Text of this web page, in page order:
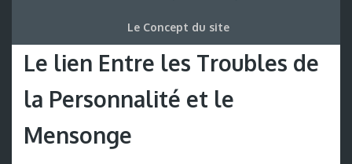
Le Concept du site
Le lien Entre les Troubles de
la Personnalité et le
Mensonge